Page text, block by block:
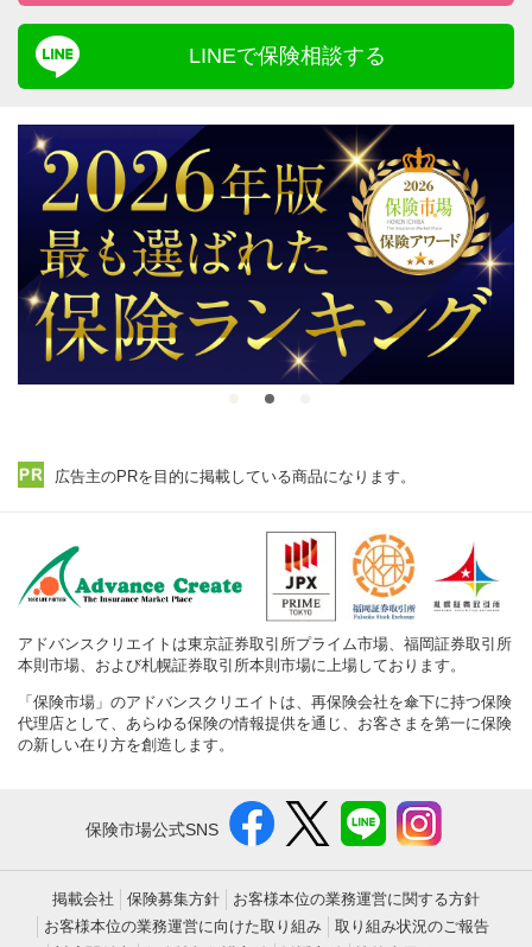
LINEで保険相談する
広告主のPRを目的に掲載している商品になります。
アドバンスクリエイトは東京証券取引所プライム市場、福岡証券取引所
本則市場、および札幌証券取引所本則市場に上場しております。
「保険市場」のアドバンスクリエイトは、再保険会社を傘下に持つ保険
代理店として、あらゆる保険の情報提供を通じ、お客さまを第一に保険
の新しい在り方を創造します。
保険市場公式SNS
掲載会社 保険募集方針
お客様本位の業務運営に関する方針
お客様本位の業務運営に向けた取り組み
取り組み状況のご報告